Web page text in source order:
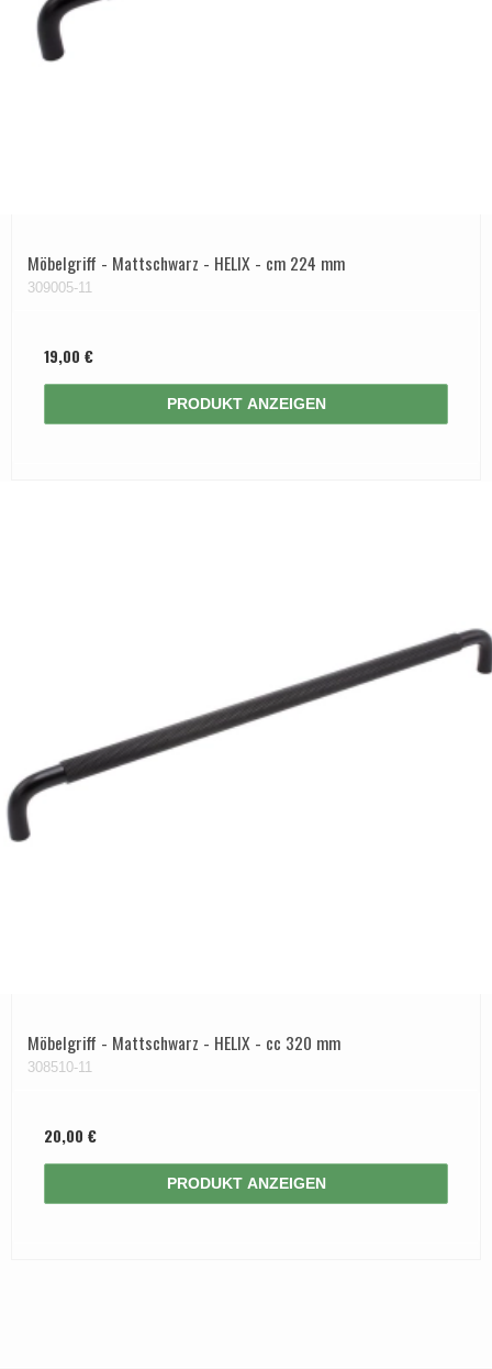
Möbelgriff - Mattschwarz - HELIX - cm 224 mm
309005-11
19,00 €
PRODUKT ANZEIGEN
Möbelgriff - Mattschwarz - HELIX - cc 320 mm
308510-11
20,00 €
PRODUKT ANZEIGEN